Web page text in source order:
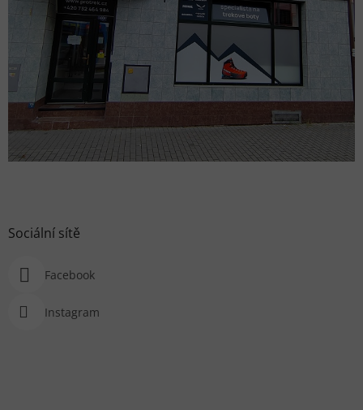
Sociální sítě
Facebook
Instagram